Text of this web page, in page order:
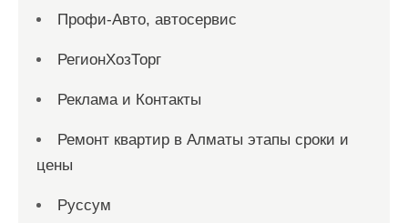
Профи-Авто, автосервис
РегионХозТорг
Реклама и Контакты
Ремонт квартир в Алматы этапы сроки и
цены
Руссум